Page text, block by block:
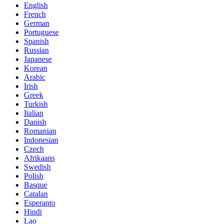
English
French
German
Portuguese
Spanish
Russian
Japanese
Korean
Arabic
Irish
Greek
Turkish
Italian
Danish
Romanian
Indonesian
Czech
Afrikaans
Swedish
Polish
Basque
Catalan
Esperanto
Hindi
Lao